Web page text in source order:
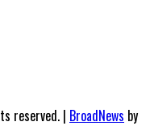
reserved. | BroadNews by